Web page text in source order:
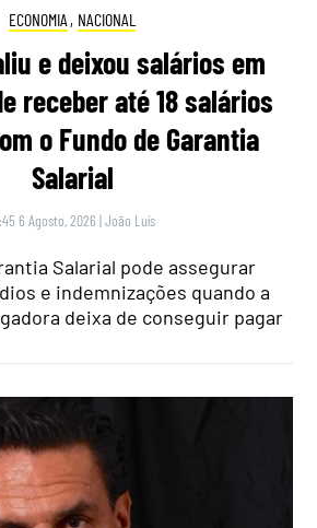
ECONOMIA , NACIONAL
e deixou salários em
receber até 18 salários
o Fundo de Garantia
Salarial
6 Agosto, 2026 |João Luís
Salarial pode assegurar
e indemnizações quando a
deixa de conseguir pagar